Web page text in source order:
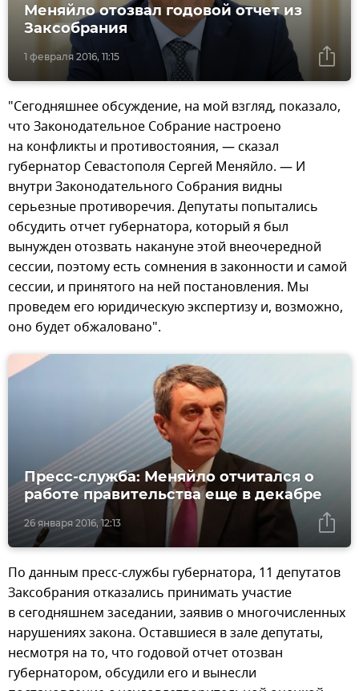
1 февраля 2016, 11:15
Меняйло отозвал годовой отчет из
Заксобрания
"Сегодняшнее обсуждение, на мой взгляд, показало,
что Законодательное Собрание настроено
на конфликты и противостояния, — сказал
губернатор Севастополя Сергей Меняйло. — И
внутри Законодательного Собрания видны
серьезные противоречия. Депутаты попытались
обсудить отчет губернатора, который я был
вынужден отозвать накануне этой внеочередной
сессии, поэтому есть сомнения в законности и самой
сессии, и принятого на ней постановления. Мы
проведем его юридическую экспертизу и, возможно,
оно будет обжаловано".
26 января 2016, 12:13
Пресс-служба: Меняйло отчитался о
работе правительства еще в декабре
По данным пресс-службы губернатора, 11 депутатов
Заксобрания отказались принимать участие
в сегодняшнем заседании, заявив о многочисленных
нарушениях закона. Оставшиеся в зале депутаты,
несмотря на то, что годовой отчет отозван
губернатором, обсудили его и вынесли